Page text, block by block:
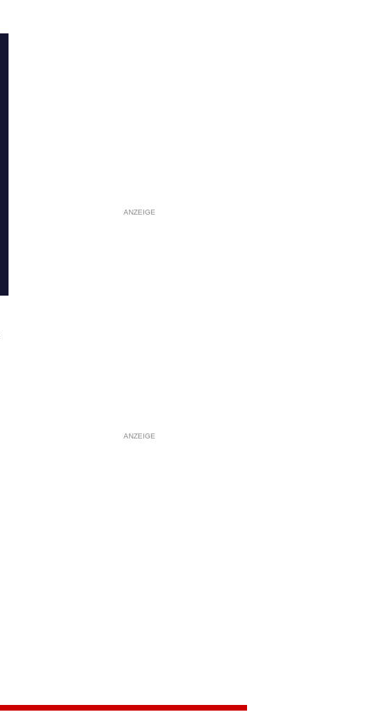
ANZEIGE
ANZEIGE